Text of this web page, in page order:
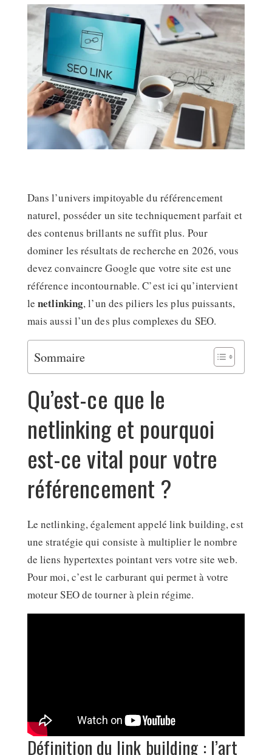
Dans l’univers impitoyable du référencement
naturel, posséder un site techniquement parfait et
des contenus brillants ne suffit plus. Pour
dominer les résultats de recherche en 2026, vous
devez convaincre Google que votre site est une
référence incontournable. C’est ici qu’intervient
lenetlinking, l’un des piliers les plus puissants,
mais aussi l’un des plus complexes du SEO.
Sommaire
Qu’est-ce que le
netlinking et pourquoi
est-ce vital pour votre
référencement ?
Le netlinking, également appelé link building, est
une stratégie qui consiste à multiplier le nombre
de liens hypertextes pointant vers votre site web.
Pour moi, c’est le carburant qui permet à votre
moteur SEO de tourner à plein régime.
Définition du link building : l’art